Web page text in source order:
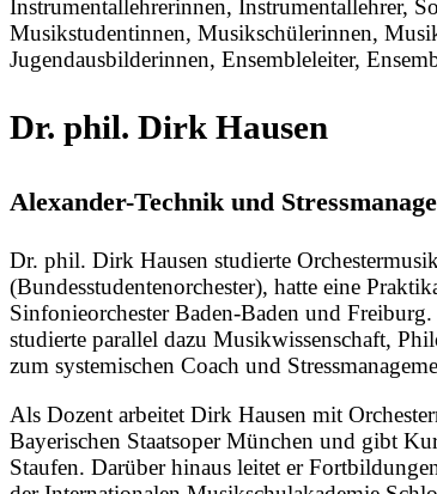
Instrumentallehrerinnen, Instrumentallehrer,
Musikstudentinnen, Musikschülerinnen,
Jugendausbilderinnen, Ensembleleiter,
Dr. phil. Dirk Hausen
Alexander-Technik und
Dr. phil. Dirk Hausen studierte
(Bundesstudentenorchester), hatte eine
Sinfonieorchester Baden-Baden und
studierte parallel dazu Musikwissenschaft,
zum systemischen Coach und
Als Dozent arbeitet Dirk Hausen mit
Bayerischen Staatsoper München und gibt
Staufen. Darüber hinaus leitet er